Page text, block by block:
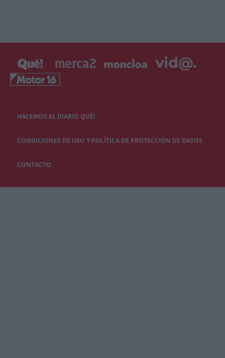
HACEMOS EL DIARIO QUÉ!
CONDICIONES DE USO Y POLÍTICA DE PROTECCIÓN DE DATOS
CONTACTO